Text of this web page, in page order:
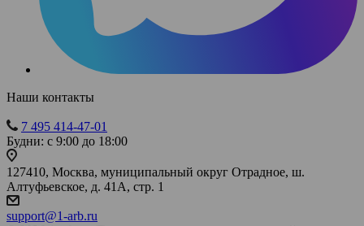
Наши контакты
7 495 414-47-01
Будни: с 9:00 до 18:00
127410, Москва, муниципальный округ Отрадное, ш.
Алтуфьевское, д. 41А, стр. 1
support@1-arb.ru